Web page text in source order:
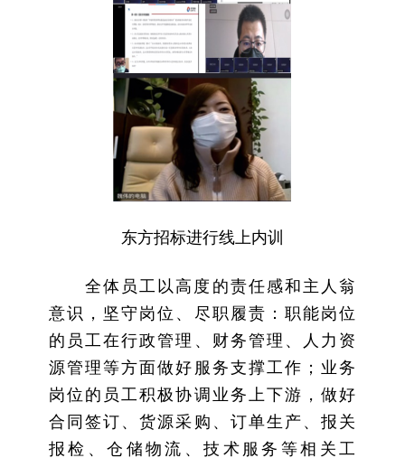
东方招标进行线上内训
全体员工以高度的责任感和主人翁
意识，坚守岗位、尽职履责：职能岗位
的员工在行政管理、财务管理、人力资
源管理等方面做好服务支撑工作；业务
岗位的员工积极协调业务上下游，做好
合同签订、货源采购、订单生产、报关
报检、仓储物流、技术服务等相关工